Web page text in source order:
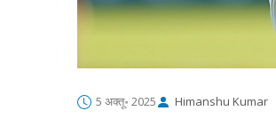
5 अक्तू॰ 2025 Himanshu Kumar